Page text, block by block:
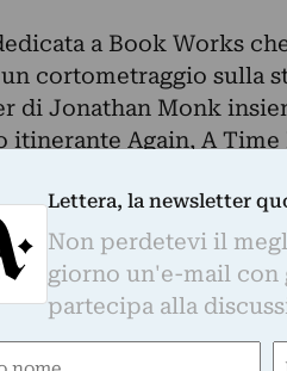
a Book Works
cortometraggio sulla
di Jonathan Monk
Again, A Time
ore 12.00, Book
di eventi con il
Rolo e Paul
e studenti curiosi
Lettera, la newsletter
Non perdetevi il
giorno un'e-mail
partecipa alla